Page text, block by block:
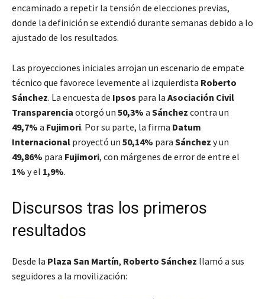
encaminado a repetir la tensión de elecciones previas,
donde la definición se extendió durante semanas debido a lo
ajustado de los resultados.
Las proyecciones iniciales arrojan un escenario de empate
técnico que favorece levemente al izquierdista Roberto
Sánchez. La encuesta de Ipsos para la Asociación Civil
Transparencia otorgó un 50,3% a Sánchez contra un
49,7% a Fujimori. Por su parte, la firma Datum
Internacional proyectó un 50,14% para Sánchez y un
49,86% para Fujimori, con márgenes de error de entre el
1% y el 1,9%.
Discursos tras los primeros
resultados
Desde la Plaza San Martín, Roberto Sánchez llamó a sus
seguidores a la movilización: